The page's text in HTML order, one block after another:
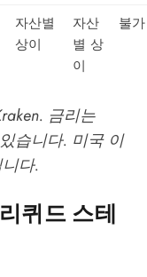
자산별
상이
자산
별 상
이
불가
. 금리는
습니다. 미국 이
다.
퀴드 스테